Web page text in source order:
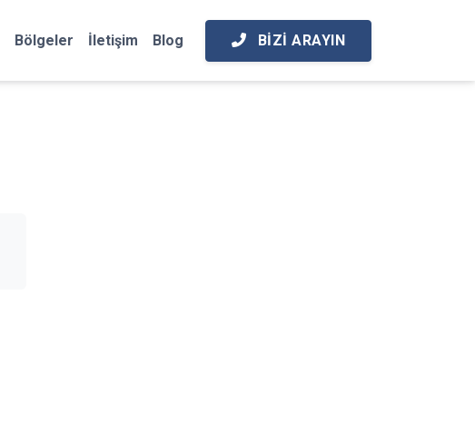
Bölgeler İletişim Blog BIZI ARAYIN